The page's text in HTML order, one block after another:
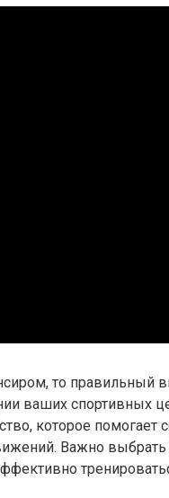
то правильный
ваших спортивных
которое помогает
Важно выбрать